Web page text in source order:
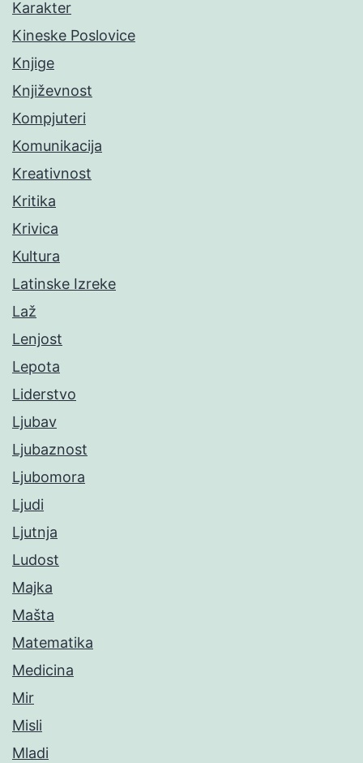
Karakter
Kineske Poslovice
Knjige
Književnost
Kompjuteri
Komunikacija
Kreativnost
Kritika
Krivica
Kultura
Latinske Izreke
Laž
Lenjost
Lepota
Liderstvo
Ljubav
Ljubaznost
Ljubomora
Ljudi
Ljutnja
Ludost
Majka
Mašta
Matematika
Medicina
Mir
Misli
Mladi